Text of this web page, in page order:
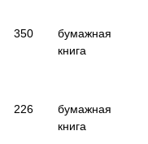
350
бумажная
книга
226
бумажная
книга